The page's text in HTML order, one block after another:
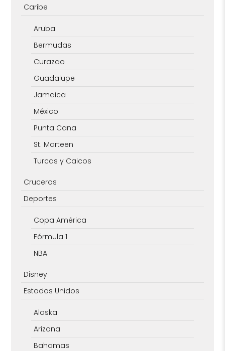
Caribe
Aruba
Bermudas
Curazao
Guadalupe
Jamaica
México
Punta Cana
St. Marteen
Turcas y Caicos
Cruceros
Deportes
Copa América
Fórmula 1
NBA
Disney
Estados Unidos
Alaska
Arizona
Bahamas